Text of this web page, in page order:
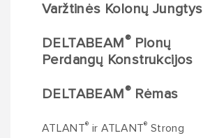
Varžtinės Kolonų Jungtys
DELTABEAM® Plonų
Perdangų Konstrukcijos
DELTABEAM® Rėmas
ATLANT® ir ATLANT® Strong